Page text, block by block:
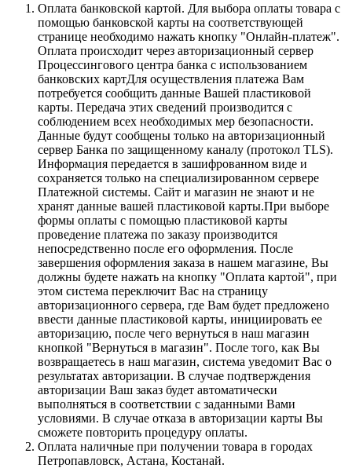
Оплата банковской картой. Для выбора оплаты товара с
помощью банковской карты на соответствующей
странице необходимо нажать кнопку "Онлайн-платеж".
Оплата происходит через авторизационный сервер
Процессингового центра банка с использованием
банковских картДля осуществления платежа Вам
потребуется сообщить данные Вашей пластиковой
карты. Передача этих сведений производится с
соблюдением всех необходимых мер безопасности.
Данные будут сообщены только на авторизационный
сервер Банка по защищенному каналу (протокол TLS).
Информация передается в зашифрованном виде и
сохраняется только на специализированном сервере
Платежной системы. Сайт и магазин не знают и не
хранят данные вашей пластиковой карты.При выборе
формы оплаты с помощью пластиковой карты
проведение платежа по заказу производится
непосредственно после его оформления. После
завершения оформления заказа в нашем магазине, Вы
должны будете нажать на кнопку "Оплата картой", при
этом система переключит Вас на страницу
авторизационного сервера, где Вам будет предложено
ввести данные пластиковой карты, инициировать ее
авторизацию, после чего вернуться в наш магазин
кнопкой "Вернуться в магазин". После того, как Вы
возвращаетесь в наш магазин, система уведомит Вас о
результатах авторизации. В случае подтверждения
авторизации Ваш заказ будет автоматически
выполняться в соответствии с заданными Вами
условиями. В случае отказа в авторизации карты Вы
сможете повторить процедуру оплаты.
Оплата наличные при получении товара в городах
Петропавловск, Астана, Костанай.